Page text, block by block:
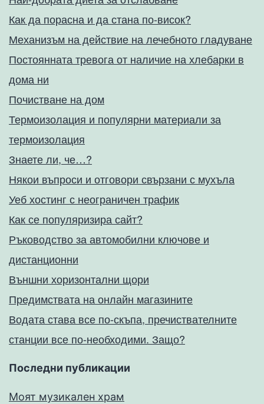
Как да порасна и да стана по-висок?
Механизъм на действие на лечебното гладуване
Постоянната тревога от наличие на хлебарки в
дома ни
Почистване на дом
Термоизолация и популярни материали за
термоизолация
Знаете ли, че…?
Някои въпроси и отговори свързани с мухъла
Уеб хостинг с неограничен трафик
Как се популяризира сайт?
Ръководство за автомобилни ключове и
дистанционни
Външни хоризонтални щори
Предимствата на онлайн магазините
Водата става все по-скъпа, пречиствателните
станции все по-необходими. Защо?
Последни публикации
Моят музикален храм